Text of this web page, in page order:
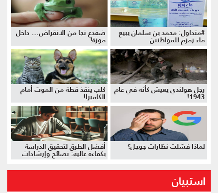
#متداول: محمد بن سلمان يبيع
ماء زمزم للمواطنين
ضفدع نجا من الانقراض... داخل
موزة!
رجل هولندي يعيش كأنه في عام
1943!
كلب ينقذ قطة من الموت أمام
الكاميرا!
لماذا فشلت نظارات جوجل؟ أفضل الطرق لتحقيق الدراسة
بكفاءة عالية: نصائح وإرشادات
استبيان